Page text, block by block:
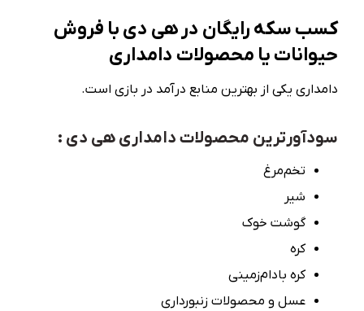
کسب سکه رایگان در هی دی با فروش
حیوانات یا محصولات دامداری
دامداری یکی از بهترین منابع درآمد در بازی است.
سودآورترین محصولات دامداری هی دی :
تخم‌مرغ
شیر
گوشت خوک
کره
کره بادام‌زمینی
عسل و محصولات زنبورداری